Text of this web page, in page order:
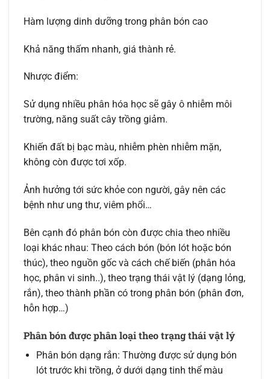
Hàm lượng dinh dưỡng trong phân bón cao
Khả năng thấm nhanh, giá thành rẻ.
Nhược điểm:
Sử dụng nhiều phân hóa học sẽ gây ô nhiễm môi
trường, năng suất cây trồng giảm.
Khiến đất bị bạc màu, nhiễm phèn nhiễm mặn,
không còn được tơi xốp.
Ảnh hưởng tới sức khỏe con người, gây nên các
bệnh như ung thư, viêm phổi…
Bên cạnh đó phân bón còn được chia theo nhiều
loại khác nhau: Theo cách bón (bón lót hoặc bón
thúc), theo nguồn gốc và cách chế biến (phân hóa
học, phân vi sinh..), theo trạng thái vật lý (dạng lỏng,
rắn), theo thành phần có trong phân bón (phân đơn,
hỗn hợp…)
Phân bón được phân loại theo trạng thái vật lý
Phân bón dạng rắn: Thường được sử dụng bón
lót trước khi trồng, ở dưới dạng tinh thể màu